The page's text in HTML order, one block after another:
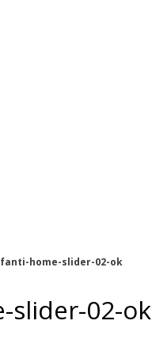
home-slider-02-ok
slider-02-ok